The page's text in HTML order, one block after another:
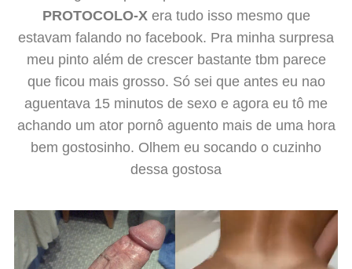
PROTOCOLO-Xera tudo isso mesmo que
estavam falando no facebook. Pra minha surpresa
meu pinto além de crescer bastante tbm parece
que ficou mais grosso. Só sei que antes eu nao
aguentava 15 minutos de sexo e agora eu tô me
achando um ator pornô aguento mais de uma hora
bem gostosinho. Olhem eu socando o cuzinho
dessa gostosa